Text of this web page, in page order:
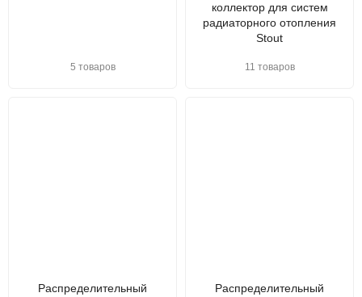
5 товаров
коллектор для систем
радиаторного отопления
Stout
11 товаров
Распределительный
Распределительный